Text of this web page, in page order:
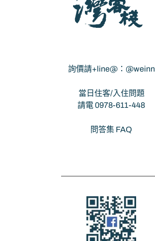
詢價請+line@：@weinn
當日住客/入住問題
請電 0978-611-448
問答集 FAQ